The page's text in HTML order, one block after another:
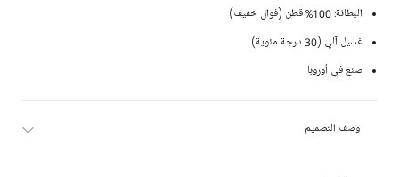
البطانة: 100% قطن (فوال خفيف)
غسيل آلي (30 درجة مئوية)
صنع في أوروبا
وصف التصميم